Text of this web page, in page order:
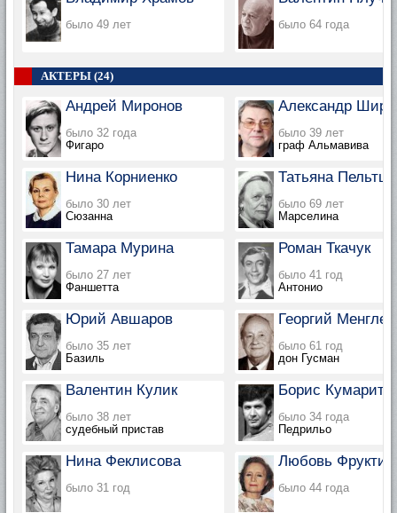
было 49 лет было 64 года
АКТЕРЫ (24)
Андрей Миронов
было 32 года
Фигаро
Александр
было 39 лет
граф Альмавива
Нина Корниенко
было 30 лет
Сюзанна
Татьяна
было 69 лет
Марселина
Тамара Мурина
было 27 лет
Фаншетта
Роман Ткачук
было 41 год
Антонио
Юрий Авшаров
было 35 лет
Базиль
Георгий Менглет
было 61 год
дон Гусман
Валентин Кулик
было 38 лет
судебный пристав
Борис
было 34 года
Педрильо
Нина Феклисова
было 31 год
Любовь
было 44 года